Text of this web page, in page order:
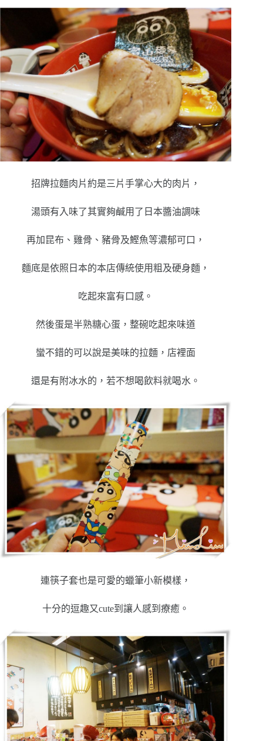
招牌拉麵肉片約是三片手掌心大的肉片，
湯頭有入味了其實夠鹹用了日本醬油調味
再加昆布、雞骨、豬骨及鰹魚等濃郁可口，
麵底是依照日本的本店傳統使用粗及硬身麵，
吃起來富有口感。
然後蛋是半熟糖心蛋，整碗吃起來味道
蠻不錯的可以說是美味的拉麵，店裡面
還是有附冰水的，若不想喝飲料就喝水。
連筷子套也是可愛的蠟筆小新模樣，
十分的逗趣又cute到讓人感到療癒。